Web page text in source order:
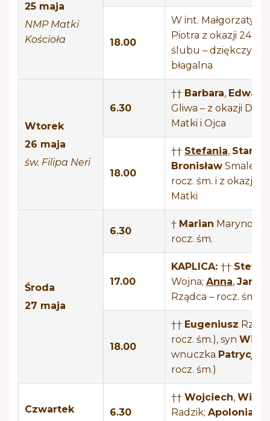
25 maja
NMP Matki
Kościoła
18.00
W int. Małgorzaty i
Piotra z okazji 24
ślubu –
błagalna
Wtorek
26 maja
św. Filipa Neri
6.30
†† Barbara, Edward
Gliwa – z okazji Dnia
Matki i Ojca
18.00
†† Stefania,
Bronisław Smalec –
rocz. śm. i z okazji
Matki
Środa
27 maja
6.30
† Marian
rocz. śm.
17.00
KAPLICA: †† Stefan
Wojna; Anna, Jan
Rządca – rocz. śm.
18.00
†† Eugeniusz
rocz. śm.), syn
wnuczka Patrycja
rocz. śm.)
Czwartek
6.30
†† Wojciech,
Radzik; Apolonia